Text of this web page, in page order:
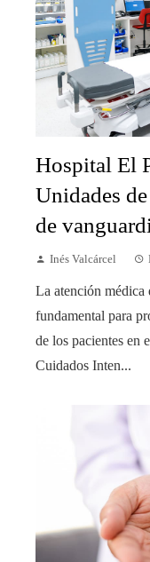
Hospital El
Unidades
de
Inés Valcárcel
La atención médica
fundamental para
de los pacientes en
Cuidados Inten...